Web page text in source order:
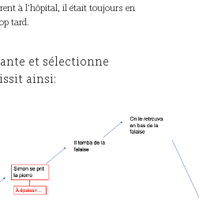
à l’hôpital, il était toujours en
tard.
et sélectionne
ainsi: